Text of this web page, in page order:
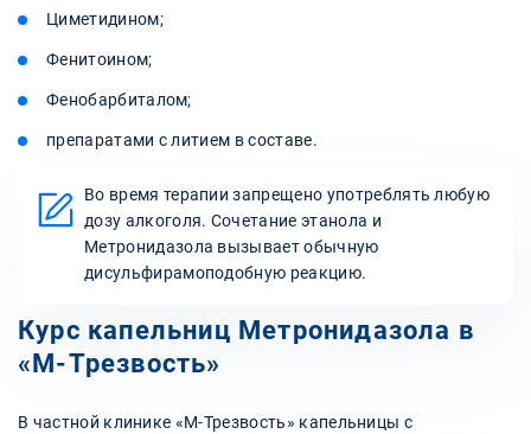
Циметидином;
Фенитоином;
Фенобарбиталом;
препаратами с литием в составе.
Во время терапии запрещено употреблять любую
дозу алкоголя. Сочетание этанола и
Метронидазола вызывает обычную
дисульфирамоподобную реакцию.
Курс капельниц Метронидазола в
«М-Трезвость»
В частной клинике «М-Трезвость» капельницы с